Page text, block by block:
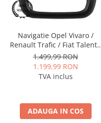
Navigatie Opel Vivaro /
Renault Trafic / Fiat Talento
(2014-2017), Android, E-
Octacore / 2GB RAM + 32GB
ROM, 9 Inch - AD-
BGE9002+AD-BGRKIT389
1.499,99 RON
1.199,99 RON
TVA inclus
ADAUGA IN COS